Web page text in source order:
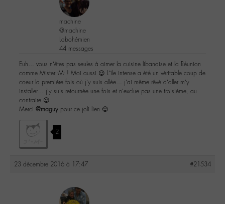
machine
@machine
Labohémien
44 messages
Euh… vous n’êtes pas seules à aimer la cuisine libanaise et la Réunion
comme Mister -M- ! Moi aussi 😉 L’île intense a été un véritable coup de
coeur la première fois où j’y suis allée… j’ai même rêvé d’aller m’y
installer… j’y suis retournée une fois et n’exclue pas une troisième, au
contraire 😉
Merci @maguy pour ce joli lien 😊
2
23 décembre 2016 à 17:47 #21534